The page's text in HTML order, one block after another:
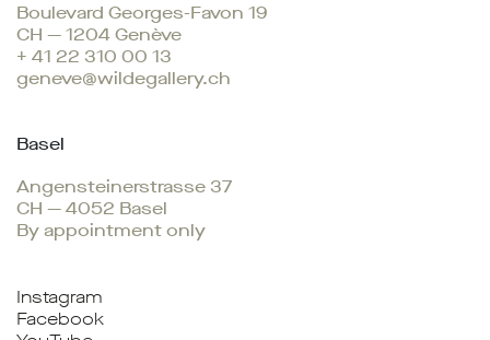
Boulevard Georges-Favon 19
CH — 1204 Genève
+ 41 22 310 00 13
geneve@wildegallery.ch
Basel
Angensteinerstrasse 37
CH — 4052 Basel
By appointment only
Instagram
Facebook